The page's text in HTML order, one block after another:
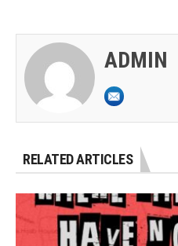
ADMIN
RELATED ARTICLES